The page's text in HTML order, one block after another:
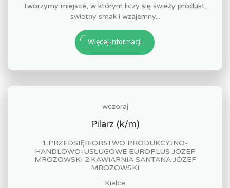
Tworzymy miejsce, w którym liczy się świeży produkt,
świetny smak i wzajemny...
Więcej informacji
wczoraj
Pilarz (k/m)
1.PRZEDSIĘBIORSTWO PRODUKCYJNO-
HANDLOWO-USŁUGOWE EUROPLUS JÓZEF
MROZOWSKI 2.KAWIARNIA SANTANA JÓZEF
MROZOWSKI
Kielce